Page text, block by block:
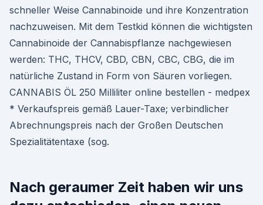
schneller Weise Cannabinoide und ihre Konzentration
nachzuweisen. Mit dem Testkid können die wichtigsten
Cannabinoide der Cannabispflanze nachgewiesen
werden: THC, THCV, CBD, CBN, CBC, CBG, die im
natürliche Zustand in Form von Säuren vorliegen.
CANNABIS ÖL 250 Milliliter online bestellen - medpex
* Verkaufspreis gemäß Lauer-Taxe; verbindlicher
Abrechnungspreis nach der Großen Deutschen
Spezialitätentaxe (sog.
Nach geraumer Zeit haben wir uns